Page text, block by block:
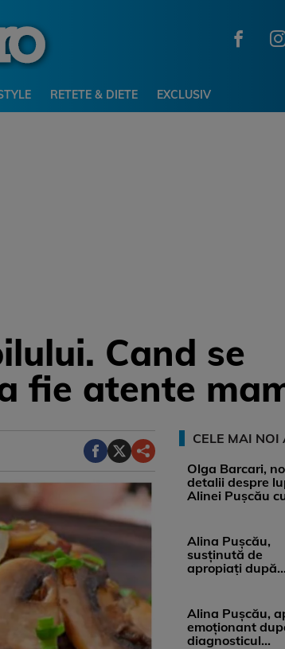
RETETE & DIETE EXCLUSIV
Cand se
fie atente
CELE MAI NOI
Olga Barcari,
detalii despre
Alinei Pușcău
Alina Pușcău,
susținută de
apropiați după
medicii, ...
Alina Pușcău,
emoționant
diagnosticul